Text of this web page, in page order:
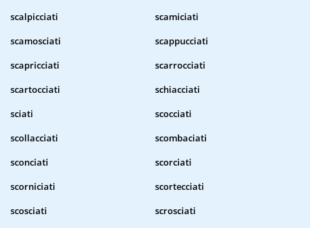
scalpicciati
scamiciati
scamosciati
scappucciati
scapricciati
scarrocciati
scartocciati
schiacciati
sciati
scocciati
scollacciati
scombaciati
sconciati
scorciati
scorniciati
scortecciati
scosciati
scrosciati